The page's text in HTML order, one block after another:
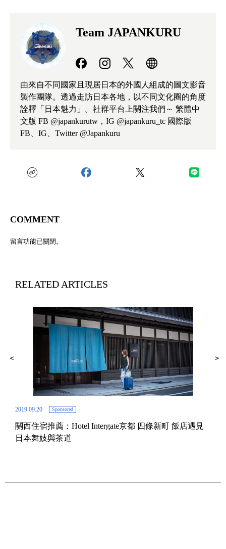
Team JAPANKURU
由來自不同國家且現居日本的外國人組成的圖文影音
製作團隊。透過走訪日本各地，以不同文化圈的角度
詮釋「日本魅力」。社群平台上關注我們～ 繁體中
文版 FB @japankurutw，IG @japankuru_tc 國際版
FB、IG、Twitter @Japankuru
COMMENT
留言功能已關閉。
RELATED ARTICLES
2019.09.20 Sponsored
關西住宿推薦：Hotel Intergate京都 四條新町 飯店遇見
日本舞妓與茶道